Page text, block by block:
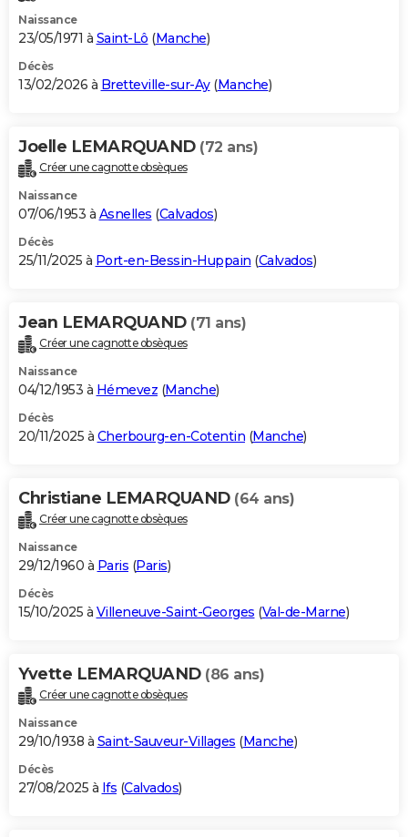
Naissance
23/05/1971 à Saint-Lô (Manche)
Décès
13/02/2026 à Bretteville-sur-Ay(Manche)
Joelle LEMARQUAND (72 ans)
Créer une cagnotte obsèques
Naissance
07/06/1953 à Asnelles (Calvados)
Décès
25/11/2025 à Port-en-Bessin-Huppain (Calvados)
Jean LEMARQUAND (71 ans)
Créer une cagnotte obsèques
Naissance
04/12/1953 à Hémevez (Manche)
Décès
20/11/2025 à Cherbourg-en-Cotentin (Manche)
Christiane LEMARQUAND (64 ans)
Créer une cagnotte obsèques
Naissance
29/12/1960 à Paris (Paris)
Décès
15/10/2025 à Villeneuve-Saint-Georges (Val-de-Marne)
Yvette LEMARQUAND (86 ans)
Créer une cagnotte obsèques
Naissance
29/10/1938 à Saint-Sauveur-Villages (Manche)
Décès
27/08/2025 à Ifs (Calvados)